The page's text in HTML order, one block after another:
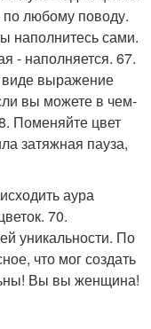
по любому поводу.
наполнитесь сами.
- наполняется. 67.
виде выражение
вы можете в чем-
Поменяйте цвет
затяжная пауза,
аура
70.
уникальности. По
что мог создать
Вы вы женщина!